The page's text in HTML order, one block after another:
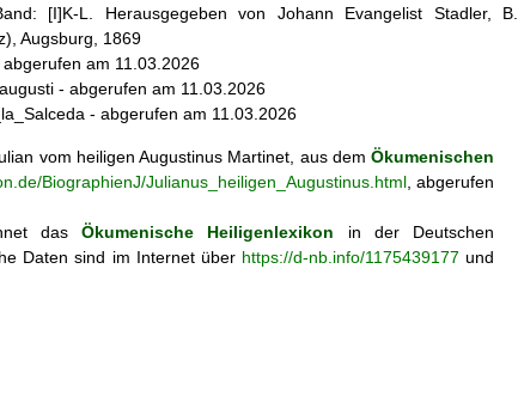
[I]K-L. Herausgegeben von Johann Evangelist Stadler, B.
Augsburg, 1869
am 11.03.2026
- abgerufen am 11.03.2026
- abgerufen am 11.03.2026
vom heiligen Augustinus Martinet, aus dem Ökumenischen
BiographienJ/Julianus_heiligen_Augustinus.html , abgerufen
dasÖkumenische Heiligenlexikon in der Deutschen
Daten sind im Internet über https://d-nb.info/1175439177 und